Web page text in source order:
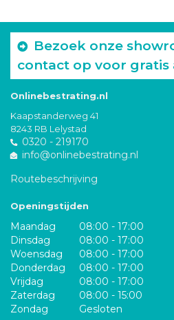
Bezoek onze
contact op voor gratis
Onlinebestrating.nl
Kaapstanderweg 41
8243 RB Lelystad
0320 - 219170
info@onlinebestrating.nl
Routebeschrijving
Openingstijden
Maandag
08:00 - 17:00
Dinsdag
08:00 - 17:00
Woensdag
08:00 - 17:00
Donderdag
08:00 - 17:00
Vrijdag
08:00 - 17:00
Zaterdag
08:00 - 15:00
Zondag
Gesloten